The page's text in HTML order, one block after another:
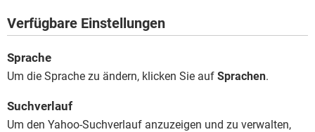
Verfügbare Einstellungen
Sprache
Um die Sprache zu ändern, klicken Sie auf Sprachen.
Suchverlauf
Um den Yahoo-Suchverlauf anzuzeigen und zu verwalten,